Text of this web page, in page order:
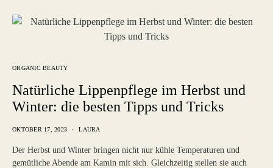
ORGANIC BEAUTY
Natürliche Lippenpflege im Herbst und
Winter: die besten Tipps und Tricks
OKTOBER 17, 2023 LAURA
Der Herbst und Winter bringen nicht nur kühle Temperaturen und
gemütliche Abende am Kamin mit sich. Gleichzeitig stellen sie auch